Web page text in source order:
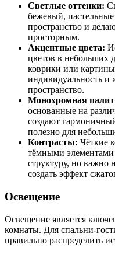
Светлые оттенки:
бежевый,
пространство и
просторным.
Акцентные цвета:
цветов в небольших
коврики или
индивидуальность и
пространство.
Монохромная
основанные на
создают
полезно для
Контрасты: Чёткие
тёмными элементами
структуру, но важно
создать эффект
Освещение
Освещение является
комнаты. Для спальни-
правильно распределить